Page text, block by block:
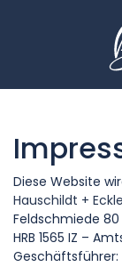
Diese Website
Hauschildt +
Feldschmiede
HRB 1565 IZ –
Geschäftsführer: